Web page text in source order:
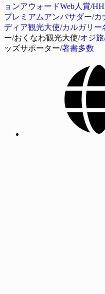
ョンアウォードWeb人賞/
プレミアムアンバサダー/カ
ディア観光大使/カルガリー
ー/おくなわ観光大使/オジ旅
ッズサポーター/著書多数